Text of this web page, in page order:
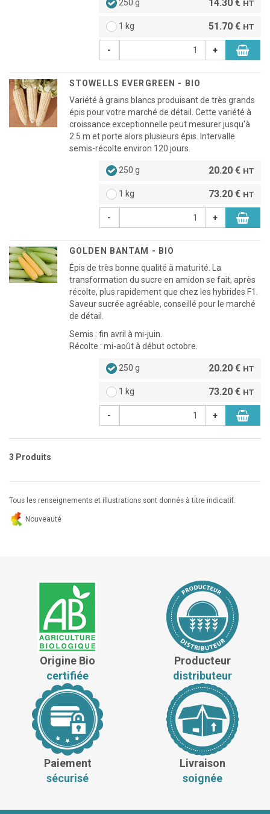
250 g 14.30 € HT
1 kg 51.70 € HT
- +
STOWELLS EVERGREEN - BIO
Variété à grains blancs produisant de très grands
épis pour votre marché de détail. Cette variété à
croissance exceptionnelle peut mesurer jusqu'à
2.5 m et porte alors plusieurs épis. Intervalle
semis-récolte environ 120 jours.
250 g 20.20 € HT
1 kg 73.20 € HT
- +
GOLDEN BANTAM - BIO
Épis de très bonne qualité à maturité. La
transformation du sucre en amidon se fait, après
récolte, plus rapidement que chez les hybrides F1.
Saveur sucrée agréable, conseillé pour le marché
de détail.
Semis : fin avril à mi-juin.
Récolte : mi-août à début octobre.
250 g 20.20 € HT
1 kg 73.20 € HT
- +
3 Produits
Tous les renseignements et illustrations sont donnés à titre indicatif.
Nouveauté
Origine Bio
certifiée
Producteur
distributeur
Paiement
sécurisé
Livraison
soignée